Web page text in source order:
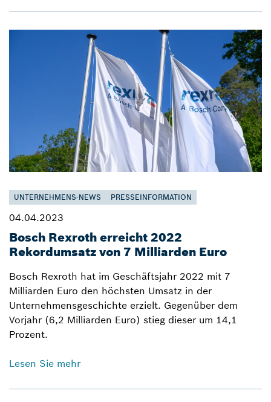
UNTERNEHMENS-NEWS PRESSEINFORMATION
04.04.2023
Bosch Rexroth erreicht 2022
Rekordumsatz von 7 Milliarden Euro
Bosch Rexroth hat im Geschäftsjahr 2022 mit 7
Milliarden Euro den höchsten Umsatz in der
Unternehmensgeschichte erzielt. Gegenüber dem
Vorjahr (6,2 Milliarden Euro) stieg dieser um 14,1
Prozent.
Lesen Sie mehr